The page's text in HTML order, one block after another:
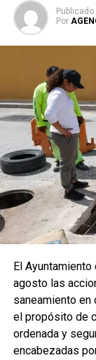
Publicado
Por
El
agosto las
saneamiento en
el propósito de
ordenada y
encabezadas